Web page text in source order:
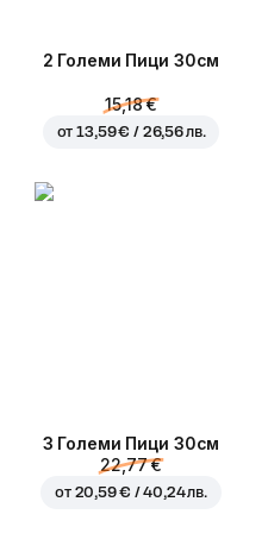
2 Големи Пици 30см
15,18 €
от13,59 € / 26,56 лв.
3 Големи Пици 30см
22,77 €
от 20,59 € / 40,24 лв.